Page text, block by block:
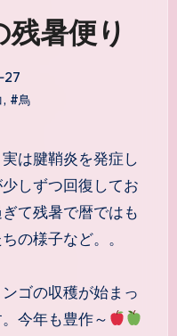
暑便り
27
, #鳥
しずつ回復してお
て残暑で暦ではも
の様子など。。
ゴの収穫が始まっ
今年も豊作～